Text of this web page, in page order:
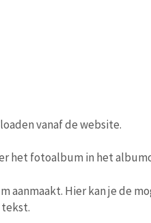
vanaf de website.
het fotoalbum in het
aanmaakt. Hier kan je de